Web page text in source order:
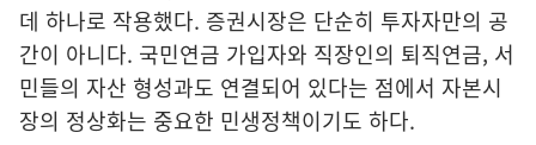
데 하나로 작용했다. 증권시장은 단순히 투자자만의 공
간이 아니다. 국민연금 가입자와 직장인의 퇴직연금, 서
민들의 자산 형성과도 연결되어 있다는 점에서 자본시
장의 정상화는 중요한 민생정책이기도 하다.